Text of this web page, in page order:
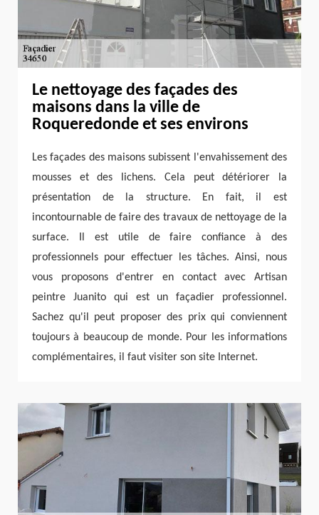
Le nettoyage des façades des
maisons dans la ville de
Roqueredonde et ses environs
Les façades des maisons subissent l'envahissement des
mousses et des lichens. Cela peut détériorer la
présentation de la structure. En fait, il est
incontournable de faire des travaux de nettoyage de la
surface. Il est utile de faire confiance à des
professionnels pour effectuer les tâches. Ainsi, nous
vous proposons d'entrer en contact avec Artisan
peintre Juanito qui est un façadier professionnel.
Sachez qu'il peut proposer des prix qui conviennent
toujours à beaucoup de monde. Pour les informations
complémentaires, il faut visiter son site Internet.